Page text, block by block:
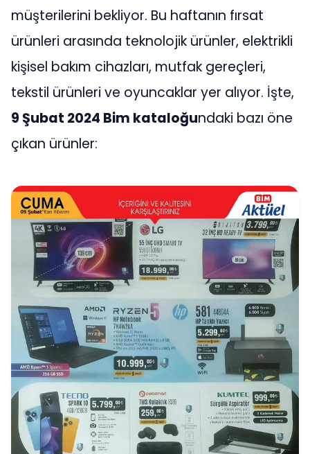
müşterilerini bekliyor. Bu haftanın fırsat
ürünleri arasında teknolojik ürünler, elektrikli
kişisel bakım cihazları, mutfak gereçleri,
tekstil ürünleri ve oyuncaklar yer alıyor. İşte,
9 Şubat 2024 Bim kataloğundaki bazı öne
çıkan ürünler: